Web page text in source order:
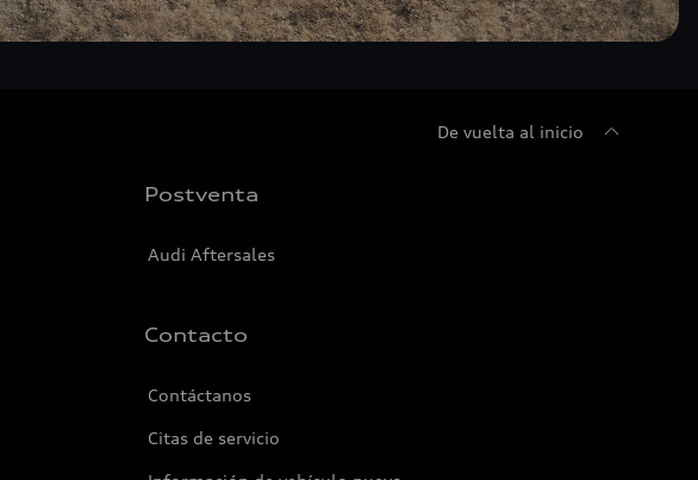
De vuelta al inicio
Postventa
Audi Aftersales
Contacto
Contáctanos
Citas de servicio